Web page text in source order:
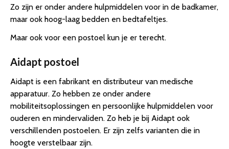
Zo zijn er onder andere hulpmiddelen voor in de badkamer,
maar ook hoog-laag bedden en bedtafeltjes.
Maar ook voor een postoel kun je er terecht.
Aidapt postoel
Aidapt is een fabrikant en distributeur van medische
apparatuur. Zo hebben ze onder andere
mobiliteitsoplossingen en persoonlijke hulpmiddelen voor
ouderen en mindervaliden. Zo heb je bij Aidapt ook
verschillenden postoelen. Er zijn zelfs varianten die in
hoogte verstelbaar zijn.